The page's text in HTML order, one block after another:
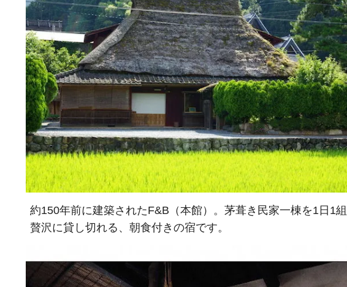
約150年前に建築されたF&B（本館）。茅葺き民家一棟を1日1
贅沢に貸し切れる、朝食付きの宿です。